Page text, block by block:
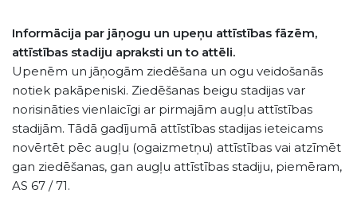
Informācija par jāņogu un upeņu attīstības fāzēm,
attīstības stadiju apraksti un to attēli.
Upenēm un jāņogām ziedēšana un ogu veidošanās
notiek pakāpeniski. Ziedēšanas beigu stadijas var
norisināties vienlaicīgi ar pirmajām augļu attīstības
stadijām. Tādā gadījumā attīstības stadijas ieteicams
novērtēt pēc augļu (ogaizmetņu) attīstības vai atzīmēt
gan ziedēšanas, gan augļu attīstības stadiju, piemēram,
AS 67 / 71.